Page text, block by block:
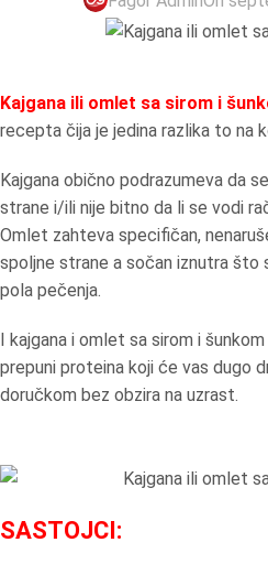
Kajgana ili omlet sa sirom i
recepta čija je jedina razlika to na
Kajgana obično podrazumeva da
strane i/ili nije bitno da li se vodi
Omlet zahteva specifičan,
spoljne strane a sočan iznutra što
pola pečenja.
I kajgana i omlet sa sirom i
prepuni proteina koji će vas dugo
doručkom bez obzira na uzrast.
SASTOJCI: